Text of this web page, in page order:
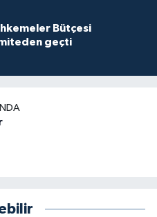
Bütçesi
geçti